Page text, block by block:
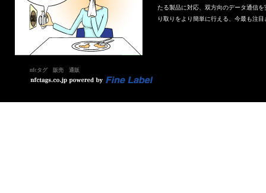
たる製品に対応、双方向のデータ通信
り取りをより簡単に行える、今最も注
nfcタグ 販売 通販